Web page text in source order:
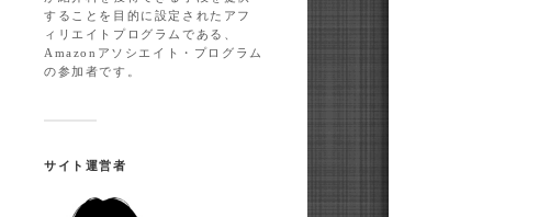
することを目的に設定されたアフ
ィリエイトプログラムである、
Amazonアソシエイト・プログラム
の参加者です。
サイト運営者